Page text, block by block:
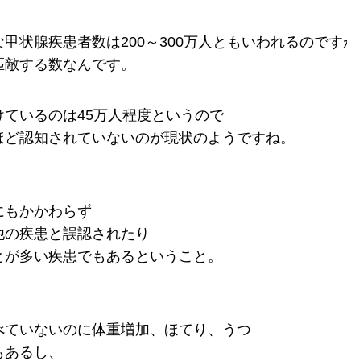
状腺疾患者数は200～300万人ともいわれるのです
する数なんです。
いるのは45万人程度というので
認知されていないのが現状のようですね。
もかかわらず
疾患と誤認されたり
多い疾患でもあるということ。
いないのに体重増加、ほてり、うつ
るし、